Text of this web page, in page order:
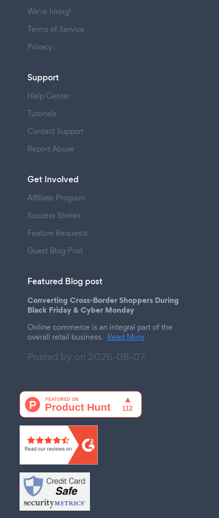
We're hiring!
Terms of Service
Privacy
Support
Help Center
Tutorials
Contact Support
Report Abuse
Get Involved
Affiliate Program
Success Stories
Feature Requests
Guest Blog Post
Featured Blog post
Converting Cross-Border Shoppers During
Black Friday & Cyber Monday
Online commerce is an integral part of the
overall retail business. Read More
Posted by on 2026-08-07